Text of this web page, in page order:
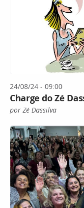
24/08/24 - 09:00
Charge do Zé
por Zé Dassilva